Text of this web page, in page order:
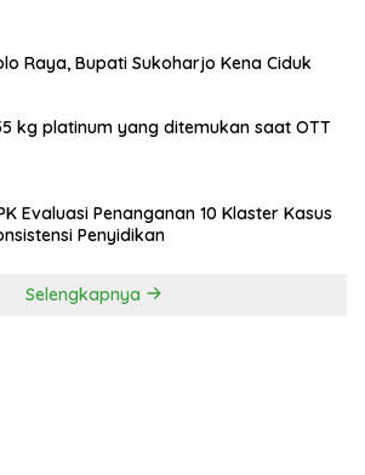
Raya, Bupati Sukoharjo Kena Ciduk
kg platinum yang ditemukan saat OTT
Evaluasi Penanganan 10 Klaster Kasus
Penyidikan
Selengkapnya